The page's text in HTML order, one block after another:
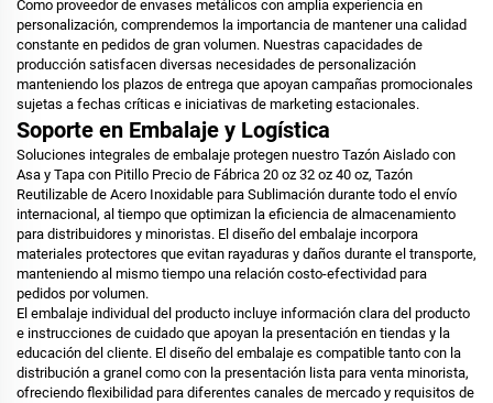
Como proveedor de envases metálicos con amplia experiencia en
personalización, comprendemos la importancia de mantener una calidad
constante en pedidos de gran volumen. Nuestras capacidades de
producción satisfacen diversas necesidades de personalización
manteniendo los plazos de entrega que apoyan campañas promocionales
sujetas a fechas críticas e iniciativas de marketing estacionales.
Soporte en Embalaje y Logística
Soluciones integrales de embalaje protegen nuestro Tazón Aislado con
Asa y Tapa con Pitillo Precio de Fábrica 20 oz 32 oz 40 oz, Tazón
Reutilizable de Acero Inoxidable para Sublimación durante todo el envío
internacional, al tiempo que optimizan la eficiencia de almacenamiento
para distribuidores y minoristas. El diseño del embalaje incorpora
materiales protectores que evitan rayaduras y daños durante el transporte,
manteniendo al mismo tiempo una relación costo-efectividad para
pedidos por volumen.
El embalaje individual del producto incluye información clara del producto
e instrucciones de cuidado que apoyan la presentación en tiendas y la
educación del cliente. El diseño del embalaje es compatible tanto con la
distribución a granel como con la presentación lista para venta minorista,
ofreciendo flexibilidad para diferentes canales de mercado y requisitos de